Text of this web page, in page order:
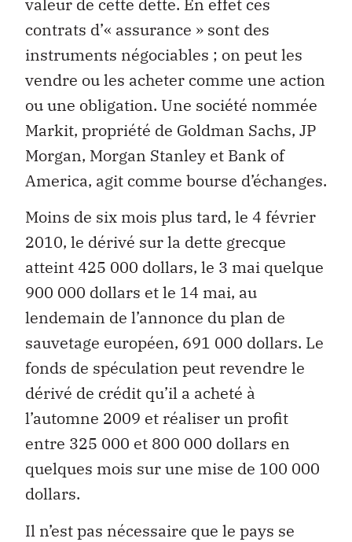
valeur de cette dette. En effet ces
contrats d’« assurance » sont des
instruments négociables ; on peut les
vendre ou les acheter comme une action
ou une obligation. Une société nommée
Markit, propriété de Goldman Sachs, JP
Morgan, Morgan Stanley et Bank of
America, agit comme bourse d’échanges.
Moins de six mois plus tard, le 4 février
2010, le dérivé sur la dette grecque
atteint 425 000 dollars, le 3 mai quelque
900 000 dollars et le 14 mai, au
lendemain de l’annonce du plan de
sauvetage européen, 691 000 dollars. Le
fonds de spéculation peut revendre le
dérivé de crédit qu’il a acheté à
l’automne 2009 et réaliser un profit
entre 325 000 et 800 000 dollars en
quelques mois sur une mise de 100 000
dollars.
Il n’est pas nécessaire que le pays se